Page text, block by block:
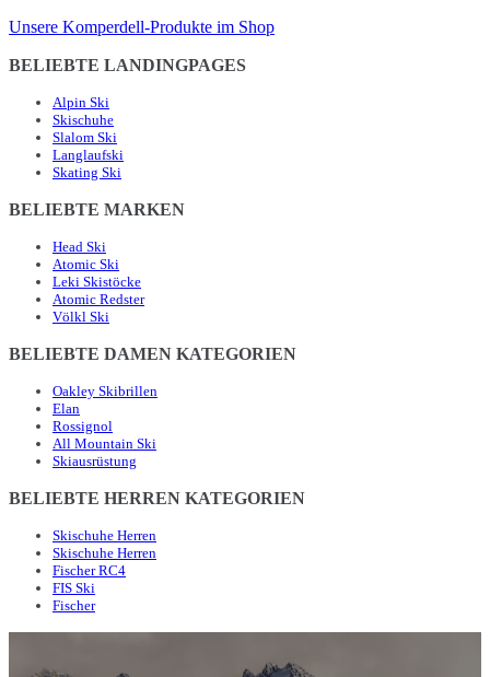
Unsere Komperdell-Produkte im Shop
BELIEBTE LANDINGPAGES
Alpin Ski
Skischuhe
Slalom Ski
Langlaufski
Skating Ski
BELIEBTE MARKEN
Head Ski
Atomic Ski
Leki Skistöcke
Atomic Redster
Völkl Ski
BELIEBTE DAMEN KATEGORIEN
Oakley Skibrillen
Elan
Rossignol
All Mountain Ski
Skiausrüstung
BELIEBTE HERREN KATEGORIEN
Skischuhe Herren
Skischuhe Herren
Fischer RC4
FIS Ski
Fischer